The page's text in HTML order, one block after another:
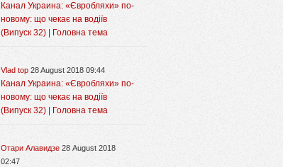
Канал Украина: «Євробляхи» по-
новому: що чекає на водіїв
(Випуск 32) | Головна тема
Vlad top 28 August 2018 09:44
Канал Украина: «Євробляхи» по-
новому: що чекає на водіїв
(Випуск 32) | Головна тема
Отари Алавидзе 28 August 2018
02:47